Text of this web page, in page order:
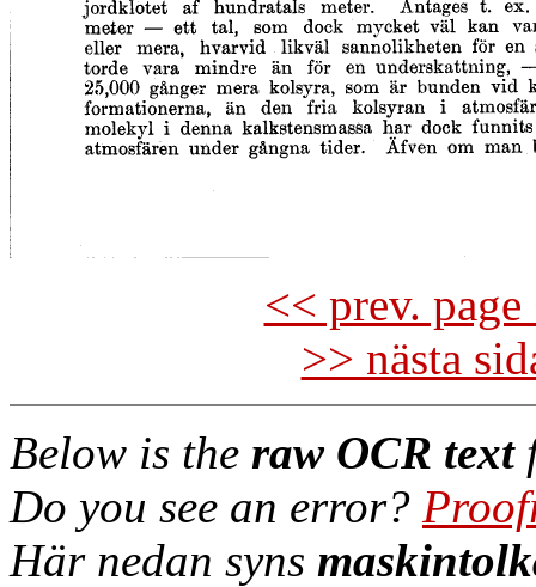
<< prev.
>> nästa
Below is the raw OCR text
Do you see an error?
Här nedan syns